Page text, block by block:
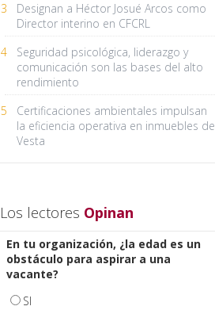
3
Designan a Héctor Josué Arcos como
Director interino en CFCRL
4
Seguridad psicológica, liderazgo y
comunicación son las bases del alto
rendimiento
5
Certificaciones ambientales impulsan
la eficiencia operativa en inmuebles de
Vesta
Los lectores Opinan
En tu organización, ¿la edad es un
obstáculo para aspirar a una
vacante?
SI